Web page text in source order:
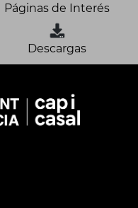
Páginas de Interés
Descargas